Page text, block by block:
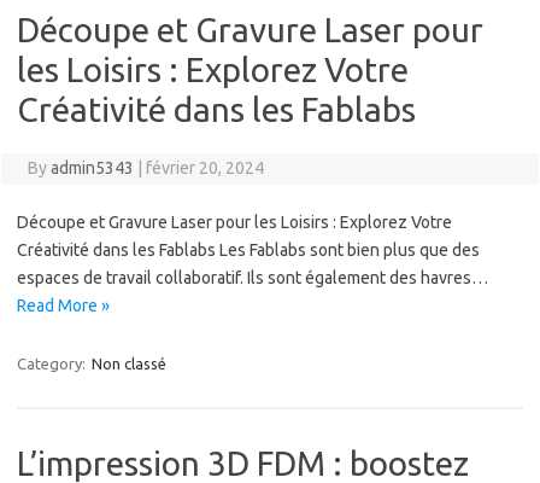
Découpe et Gravure Laser pour
les Loisirs : Explorez Votre
Créativité dans les Fablabs
Byadmin5343 février 20, 2024
Découpe et Gravure Laser pour les Loisirs : Explorez Votre
Créativité dans les Fablabs Les Fablabs sont bien plus que des
espaces de travail collaboratif. Ils sont également des havres…
Read More »
Category: Non classé
L’impression 3D FDM : boostez